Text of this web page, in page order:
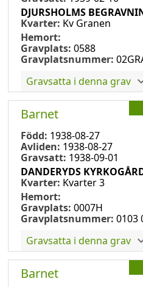
DJURSHOLMS
Kvarter: Kv Granen
Hemort:
Gravplats: 0588
Gravplatsnummer:
Gravsatta i denna grav
Barnet
Född: 1938-08-27
Avliden: 1938-08-27
Gravsatt: 1938-09-01
DANDERYDS
Kvarter: Kvarter 3
Hemort:
Gravplats: 0007H
Gravplatsnummer: 0103
Gravsatta i denna grav
Barnet